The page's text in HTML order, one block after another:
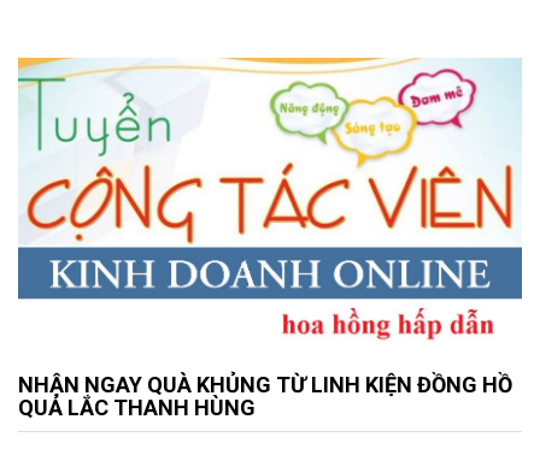
NHẬN NGAY QUÀ KHỦNG TỪ LINH KIỆN ĐỒNG HỒ
QUẢ LẮC THANH HÙNG